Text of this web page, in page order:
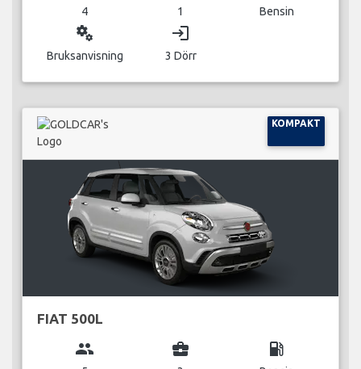
4 1 Bensin
miscellaneous_services
Bruksanvisning
login
3 Dörr
KOMPAKT
FIAT 500L
group business_center local_gas_station